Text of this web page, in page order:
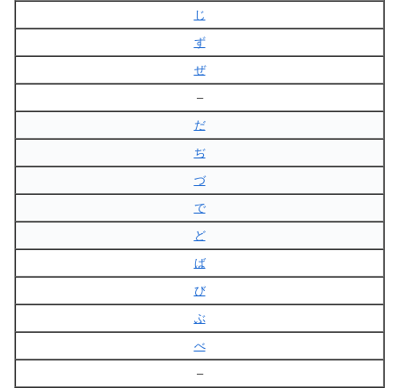
じ
ず
ぜ
–
だ
ぢ
づ
で
ど
ば
び
ぶ
べ
–